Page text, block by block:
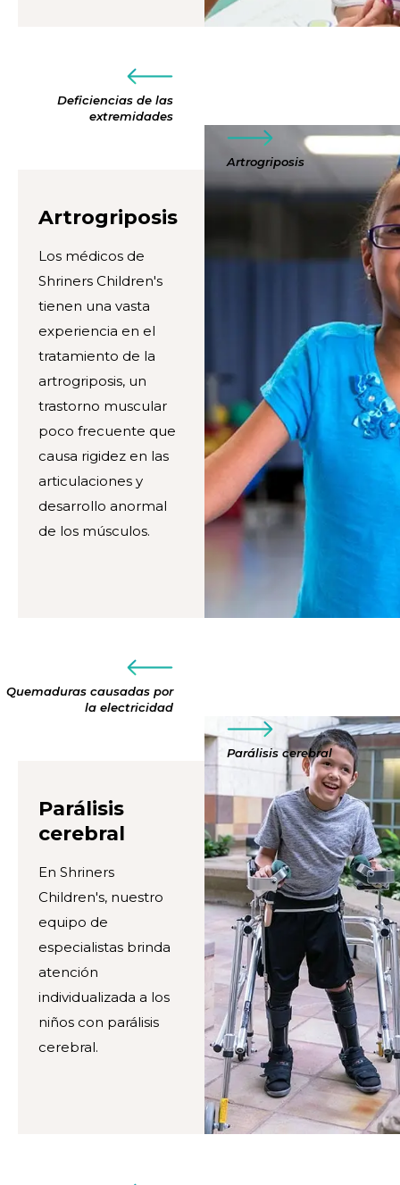
Deficiencias de las
extremidades
Artrogriposis
Artrogriposis
Los médicos de
Shriners Children's
tienen una vasta
experiencia en el
tratamiento de la
artrogriposis, un
trastorno muscular
poco frecuente que
causa rigidez en las
articulaciones y
desarrollo anormal
de los músculos.
Quemaduras causadas por
la electricidad
Parálisis cerebral
Parálisis
cerebral
En Shriners
Children's, nuestro
equipo de
especialistas brinda
atención
individualizada a los
niños con parálisis
cerebral.